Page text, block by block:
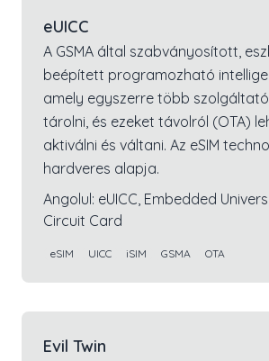
eUICC
A GSMA által szabványosított,
beépített programozható
amely egyszerre több
tárolni, és ezeket távolról (OTA)
aktiválni és váltani. Az eSIM
hardveres alapja.
Angolul: eUICC, Embedded
Circuit Card
eSIM UICC iSIM GSMA OTA
Evil Twin